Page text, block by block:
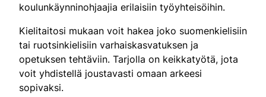
koulunkäynninohjaajia erilaisiin työyhteisöihin.
Kielitaitosi mukaan voit hakea joko suomenkielisiin
tai ruotsinkielisiin varhaiskasvatuksen ja
opetuksen tehtäviin. Tarjolla on keikkatyötä, jota
voit yhdistellä joustavasti omaan arkeesi
sopivaksi.